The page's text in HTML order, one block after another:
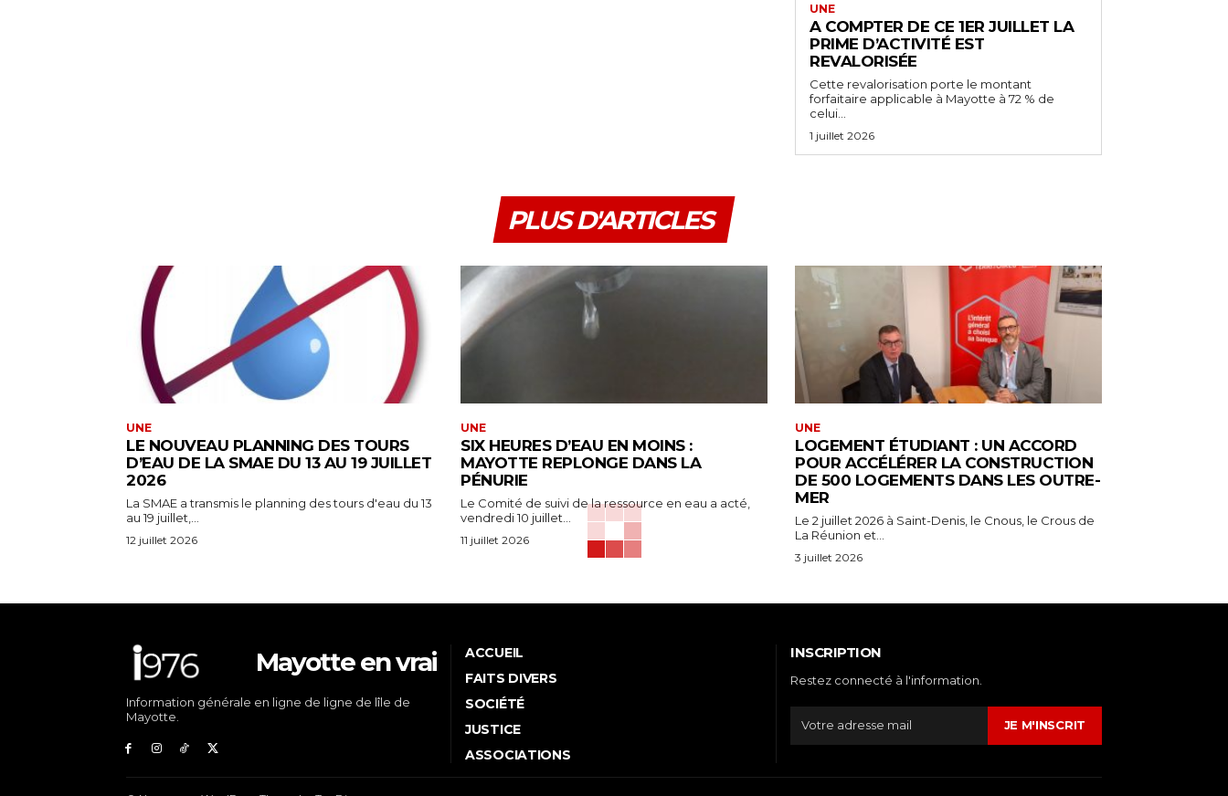
UNE
A COMPTER DE CE 1ER JUILLET LA
PRIME D’ACTIVITÉ EST
REVALORISÉE
Cette revalorisation porte le montant
forfaitaire applicable à Mayotte à 72 % de
celui...
1 juillet 2026
PLUS D'ARTICLES
UNE
LE NOUVEAU PLANNING DES TOURS
D’EAU DE LA SMAE DU 13 AU 19 JUILLET
2026
La SMAE a transmis le planning des tours d'eau du 13
au 19 juillet,...
12 juillet 2026
UNE
SIX HEURES D’EAU EN MOINS :
MAYOTTE REPLONGE DANS LA
PÉNURIE
Le Comité de suivi de la ressource en eau a acté,
vendredi 10 juillet...
11 juillet 2026
UNE
LOGEMENT ÉTUDIANT : UN ACCORD
POUR ACCÉLÉRER LA CONSTRUCTION
DE 500 LOGEMENTS DANS LES OUTRE-
MER
Le 2 juillet 2026 à Saint-Denis, le Cnous, le Crous de
La Réunion et...
3 juillet 2026
Mayotte en vrai
Information générale en ligne de ligne de lîle de
Mayotte.
ACCUEIL
FAITS DIVERS
SOCIÉTÉ
JUSTICE
ASSOCIATIONS
INSCRIPTION
Restez connecté à l'information.
JE M'INSCRIT